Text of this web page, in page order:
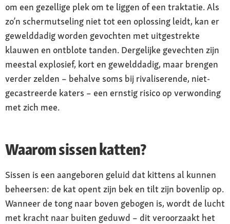
om een gezellige plek om te liggen of een traktatie. Als
zo’n schermutseling niet tot een oplossing leidt, kan er
gewelddadig worden gevochten met uitgestrekte
klauwen en ontblote tanden. Dergelijke gevechten zijn
meestal explosief, kort en gewelddadig, maar brengen
verder zelden – behalve soms bij rivaliserende, niet-
gecastreerde katers – een ernstig risico op verwonding
met zich mee.
Waarom sissen katten?
Sissen is een aangeboren geluid dat kittens al kunnen
beheersen: de kat opent zijn bek en tilt zijn bovenlip op.
Wanneer de tong naar boven gebogen is, wordt de lucht
met kracht naar buiten geduwd – dit veroorzaakt het